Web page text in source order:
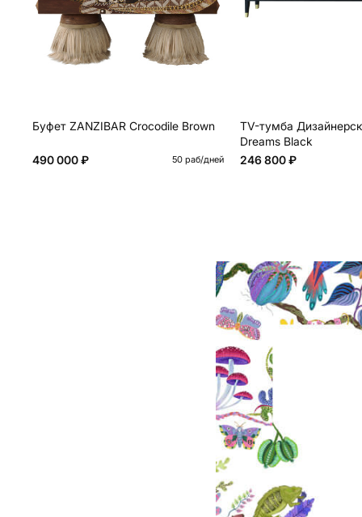
Буфет ZANZIBAR Crocodile Brown
490 000 ₽ 50 раб/дней
TV-тумба
Dreams Black
246 800 ₽